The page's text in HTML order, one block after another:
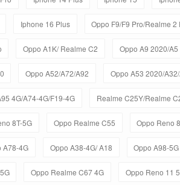
Iphone 16 Plus Oppo F9/F9 Pro/Realme 2
Oppo A1K/ Realme C2 Oppo A9 2020/A5
Oppo A52/A72/A92 Oppo A53 2020/
4G/A74-4G/F19-4G Realme C25Y/Realme
8T-5G Oppo Realme C55 Oppo Reno
A78-4G Oppo A38-4G/ A18 Oppo A98-5G
Oppo Realme C67 4G Oppo Reno 11